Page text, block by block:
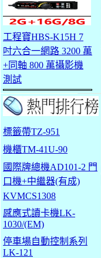
工程寶HBS-K15H 7
吋六合一網路 3200 萬
+同軸 800 萬攝影機
測試
標籤帶TZ-951
機櫃TM-41U-90
國際牌總機AD101-2 門
口機+中繼器(有成)
KVMCS1308
感應式讀卡機LK-
1030/(EM)
停車場自動控制系列
LK-121